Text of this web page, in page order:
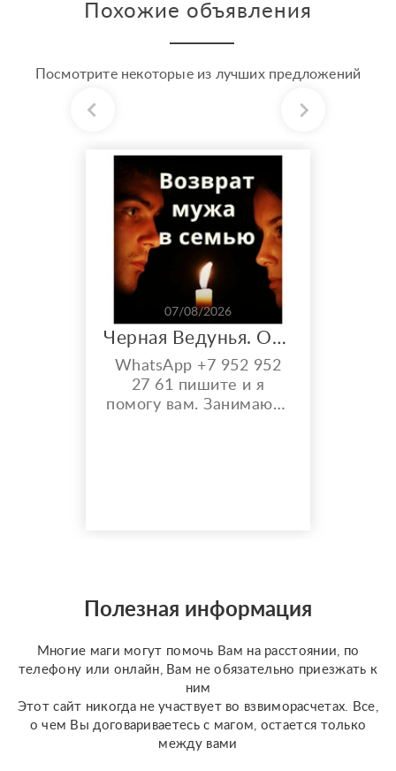
Похожие объявления
Посмотрите некоторые из лучших предложений
07/08/2026
Черная Ведунья. Опыт 35 лет. Сильнейшие обряды
WhatsApp +7 952 952
27 61 пишите и я
помогу вам. Занимаюсь
разных колодах Таро и
Ленорман, рунах.
Полезная информация
Многие маги могут помочь Вам на расстоянии, по
телефону или онлайн, Вам не обязательно приезжать к
ним
Этот сайт никогда не участвует во взвиморасчетах. Все,
о чем Вы договариваетесь с магом, остается только
между вами